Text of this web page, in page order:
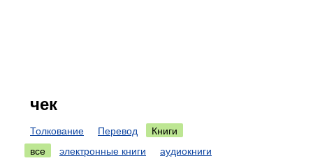
чек
Толкование Перевод
Книги
все
электронные книги аудиокниги